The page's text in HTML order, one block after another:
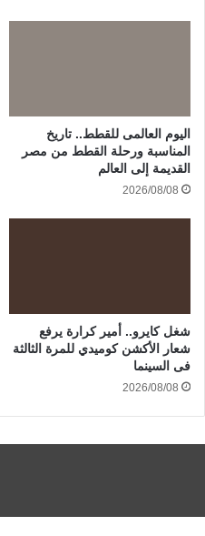
اليوم العالمى للقطط.. تاريخ
المناسبة ورحلة القطط من مصر
القديمة إلى العالم
2026/08/08
شغل كايرو.. أمير كرارة يرفع
شعار الأكشن كوميدي للمرة الثالثة
فى السينما
2026/08/08